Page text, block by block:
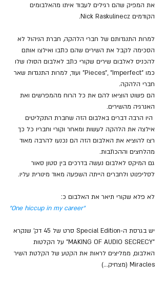
את המפיק שהם רגילים לעבוד איתו מהאלבומים
הקודמים Nick Raskulinecz.
למרות התנגדותם של חברי הלהקה, חברת הניהול לא
הסכימה לקבל את השירים שהם כתבו ואילצו אותם
להכניס לאלבום שירים שקורי כתב לאלבום הסולו שלו
כמו "Pieces", "Imperfect" ועוד, למרות התנגדות שאר
חברי הלהקה.
הם פשוט הוציאו להם את כל הרוח מהמפרשים ואת
האנרגיה מהשירים.
היו הרבה דברים באלבום הזה שחברת התקליטים
אילצה את הלהקה לעשות ומאחר וקורי וחבריו כל כך
רצו להוציא את האלבום הזה הם נכנעו להרבה מאוד
מהלחצים וההכתבות.
גם המיקס לאלבום נעשה בדרכים בין סטון סאור
לסליפנוט ולחברים הייתה השפעה מאוד מינורית עליו.
לא פלא שקורי תיאר את האלבום כ:
"One hiccup in my career"
יש בגרסת ה-Special Edition סרט של 45 דק' שנקרא
"MAKING OF AUDIO SECRECY" על הקלטות
האלבום, ממליצים לראות את הקטע של הקלטת השיר
Miracles (מצחיק...)